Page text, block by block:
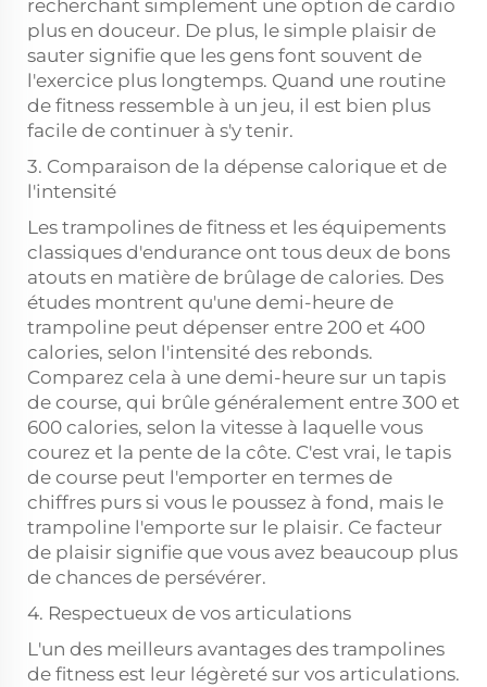
recherchant simplement une option de cardio
plus en douceur. De plus, le simple plaisir de
sauter signifie que les gens font souvent de
l'exercice plus longtemps. Quand une routine
de fitness ressemble à un jeu, il est bien plus
facile de continuer à s'y tenir.
3. Comparaison de la dépense calorique et de
l'intensité
Les trampolines de fitness et les équipements
classiques d'endurance ont tous deux de bons
atouts en matière de brûlage de calories. Des
études montrent qu'une demi-heure de
trampoline peut dépenser entre 200 et 400
calories, selon l'intensité des rebonds.
Comparez cela à une demi-heure sur un tapis
de course, qui brûle généralement entre 300 et
600 calories, selon la vitesse à laquelle vous
courez et la pente de la côte. C'est vrai, le tapis
de course peut l'emporter en termes de
chiffres purs si vous le poussez à fond, mais le
trampoline l'emporte sur le plaisir. Ce facteur
de plaisir signifie que vous avez beaucoup plus
de chances de persévérer.
4. Respectueux de vos articulations
L'un des meilleurs avantages des trampolines
de fitness est leur légèreté sur vos articulations.